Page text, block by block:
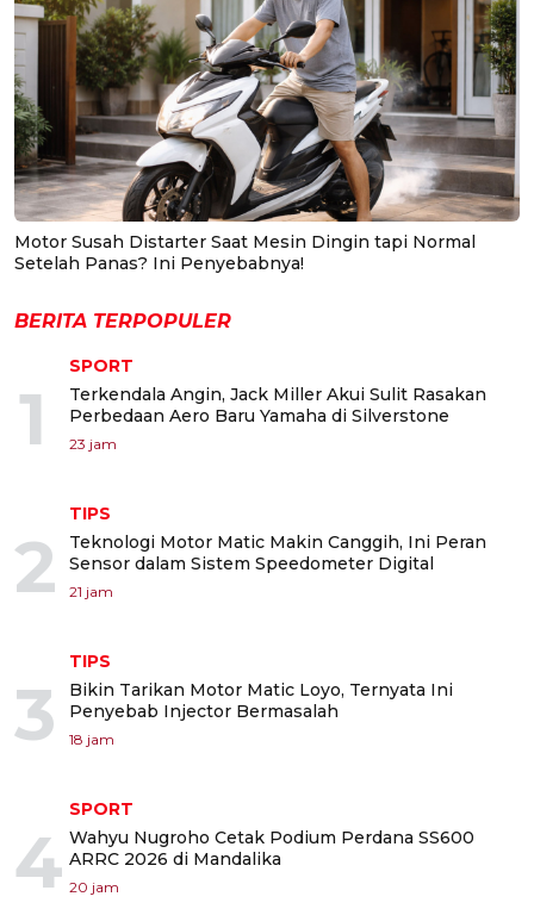
Motor Susah Distarter Saat Mesin Dingin tapi Normal
Setelah Panas? Ini Penyebabnya!
BERITA TERPOPULER
1
SPORT
Terkendala Angin, Jack Miller Akui Sulit Rasakan
Perbedaan Aero Baru Yamaha di Silverstone
23 jam
2
TIPS
Teknologi Motor Matic Makin Canggih, Ini Peran
Sensor dalam Sistem Speedometer Digital
21 jam
3
TIPS
Bikin Tarikan Motor Matic Loyo, Ternyata Ini
Penyebab Injector Bermasalah
18 jam
4
SPORT
Wahyu Nugroho Cetak Podium Perdana SS600
ARRC 2026 di Mandalika
20 jam